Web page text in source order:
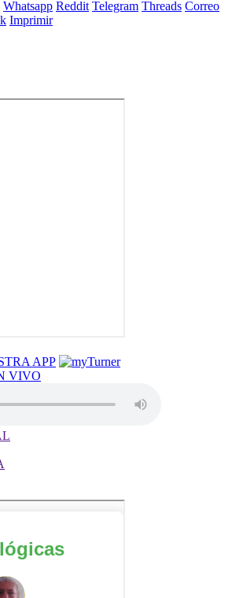
Whatsapp Reddit Telegram Threads Correo
Imprimir